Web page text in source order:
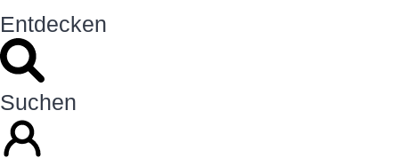
Entdecken
Suchen